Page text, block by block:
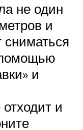
не один
и
сниматься
и
и